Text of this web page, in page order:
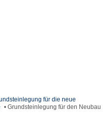
für die neue
• Grundsteinlegung für den Neubau